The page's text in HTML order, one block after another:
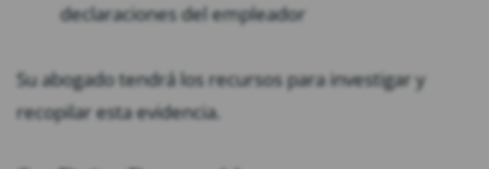
declaraciones del empleador
Su abogado tendrá los recursos para investigar y
recopilar esta evidencia.